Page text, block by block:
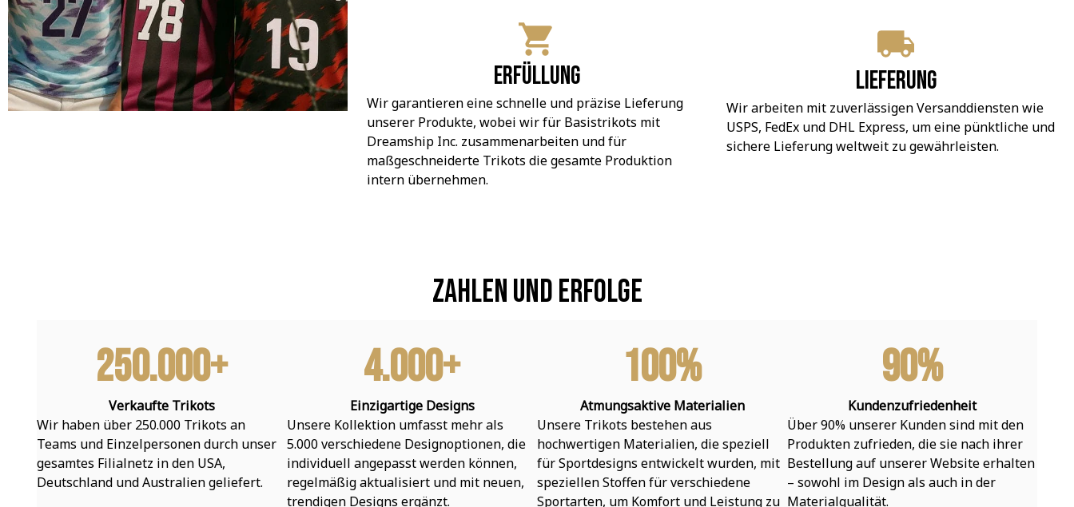
Erfüllung
Wir garantieren eine schnelle und präzise Lieferung
unserer Produkte, wobei wir für Basistrikots mit
Dreamship Inc. zusammenarbeiten und für
maßgeschneiderte Trikots die gesamte Produktion
intern übernehmen.
Lieferung
Wir arbeiten mit zuverlässigen Versanddiensten wie
USPS, FedEx und DHL Express, um eine pünktliche und
sichere Lieferung weltweit zu gewährleisten.
Zahlen und Erfolge
250.000+
Verkaufte Trikots
Wir haben über 250.000 Trikots an
Teams und Einzelpersonen durch unser
gesamtes Filialnetz in den USA,
Deutschland und Australien geliefert.
4.000+
Einzigartige Designs
Unsere Kollektion umfasst mehr als
5.000 verschiedene Designoptionen, die
individuell angepasst werden können,
regelmäßig aktualisiert und mit neuen,
trendigen Designs ergänzt.
100%
Atmungsaktive Materialien
Unsere Trikots bestehen aus
hochwertigen Materialien, die speziell
für Sportdesigns entwickelt wurden, mit
speziellen Stoffen für verschiedene
Sportarten, um Komfort und Leistung zu
90%
Kundenzufriedenheit
Über 90% unserer Kunden sind mit den
Produkten zufrieden, die sie nach ihrer
Bestellung auf unserer Website erhalten
– sowohl im Design als auch in der
Materialqualität.